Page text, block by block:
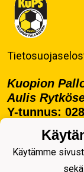
Kuopion
Aulis
Y-tunnus:
KuPS -
Käytämme